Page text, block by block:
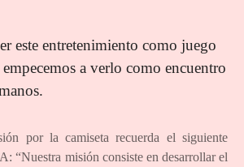
este entretenimiento como juego
a verlo como encuentro
por la camiseta recuerda el siguiente
“Nuestra misión consiste en desarrollar el